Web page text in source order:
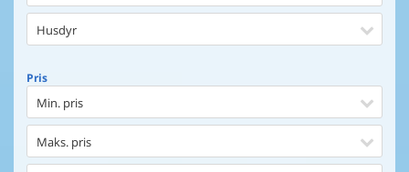
Husdyr
Pris
Min. pris
Maks. pris